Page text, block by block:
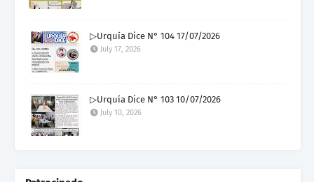
▷Urquía Dice N° 104 17/07/2026
July 17, 2026
▷Urquía Dice N° 103 10/07/2026
July 10, 2026